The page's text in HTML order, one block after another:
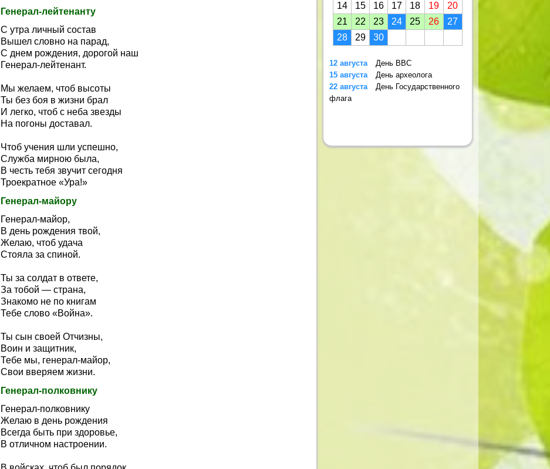
Генерал-лейтенанту
С утра личный состав
Вышел словно на парад,
С днем рождения, дорогой наш
Генерал-лейтенант.
Мы желаем, чтоб высоты
Ты без боя в жизни брал
И легко, чтоб с неба звезды
На погоны доставал.
Чтоб учения шли успешно,
Служба мирною была,
В честь тебя звучит сегодня
Троекратное «Ура!»
Генерал-майору
Генерал-майор,
В день рождения твой,
Желаю, чтоб удача
Стояла за спиной.
Ты за солдат в ответе,
За тобой — страна,
Знакомо не по книгам
Тебе слово «Война».
Ты сын своей Отчизны,
Воин и защитник,
Тебе мы, генерал-майор,
Свои вверяем жизни.
Генерал-полковнику
Генерал-полковнику
Желаю в день рождения
Всегда быть при здоровье,
В отличном настроении.
14
15 16 17 18 19
20
21
22 23 24 25 26
27
28
29 30
12 августа
День ВВС
15 августа
День археолога
22 августа
День Государственного
флага